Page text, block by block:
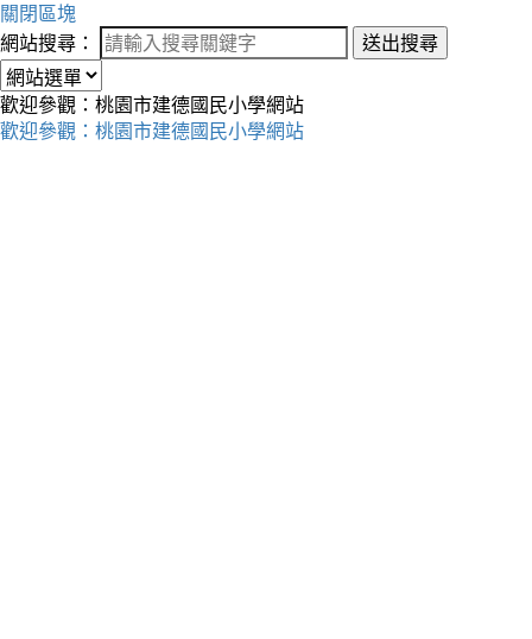
關閉區塊
網站搜尋：
送出搜尋
歡迎參觀：桃園市建德國民小學網站
歡迎參觀：桃園市建德國民小學網站